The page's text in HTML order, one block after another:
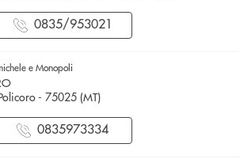
0835/953021
e Monopoli
- 75025 (MT)
0835973334